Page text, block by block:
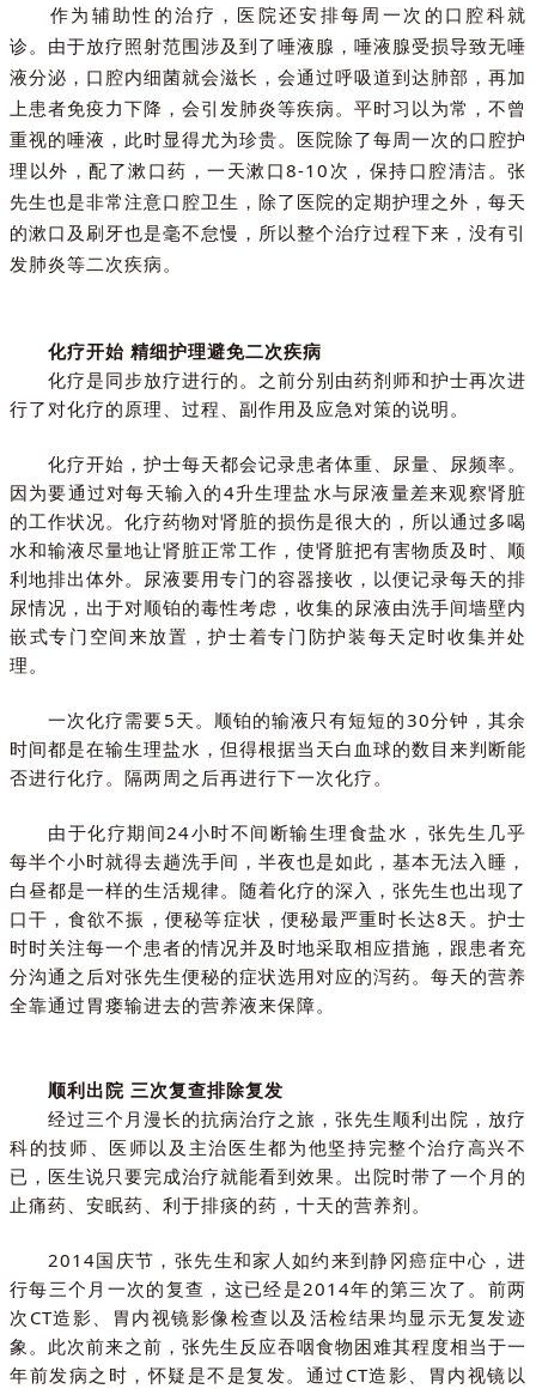
作为辅助性的治疗，医院还安排每周一次的口腔科就
诊。由于放疗照射范围涉及到了唾液腺，唾液腺受损导致无唾
液分泌，口腔内细菌就会滋长，会通过呼吸道到达肺部，再加
上患者免疫力下降，会引发肺炎等疾病。平时习以为常，不曾
重视的唾液，此时显得尤为珍贵。医院除了每周一次的口腔护
理以外，配了漱口药，一天漱口8-10次，保持口腔清洁。张
先生也是非常注意口腔卫生，除了医院的定期护理之外，每天
的漱口及刷牙也是毫不怠慢，所以整个治疗过程下来，没有引
发肺炎等二次疾病。
化疗开始 精细护理避免二次疾病
化疗是同步放疗进行的。 之前分别由药剂师和护士再次进
行了对化疗的原理、过程、副作用及应急对策的说明。
化疗开始， 护士每天都会记录患者体重、尿量、尿频率。
因为要通过对每天输入的4升生理盐水与尿液量差来观察肾脏
的工作状况。化疗药物对肾脏的损伤是很大的，所以通过多喝
水和输液尽量地让肾脏正常工作，使肾脏把有害物质及时、顺
利地排出体外。尿液要用专门的容器接收，以便记录每天的排
尿情况，出于对顺铂的毒性考虑，收集的尿液由洗手间墙壁内
嵌式专门空间来放置，护士着专门防护装每天定时收集并处
理。
一次化疗需要5天。顺铂的输液只有短短的30分钟，其余
时间都是在输生理盐水， 但得根据当天白血球的数目来判断能
否进行化疗 。隔两周之后再进行下一次化疗。
由于化疗期间24小时不间断输生理食盐水，张先生几乎
每半个小时就得去趟洗手间，半夜也是如此，基本无法入睡，
白昼都是一样的生活规律。随着化疗的深入，张先生也出现了
口干，食欲不振，便秘等症状，便秘最严重时长达8天。护士
时时关注每一个患者的情况并及时地采取相应措施，跟患者充
分沟通之后对张先生便秘的症状选用对应的泻药。每天的营养
全靠通过胃瘘输进去的营养液来保障。
顺利出院 三次复查排除复发
经过三个月漫长的抗病治疗之旅，张先生顺利出院，放疗
科的技师、医师以及主治医生都为他坚持完整个治疗高兴不
已，医生说只要完成治疗就能看到效果。出院时带了一个月的
止痛药、安眠药、利于排痰的药，十天的营养剂。
2014国庆节，张先生和家人如约来到静冈癌症中心，进
行每三个月一次的复查， 这已经是2014年的第三次了。前两
次CT造影、胃内视镜影像检查以及活检结果均显示无复发迹
象。此次前来之前，张先生反应吞咽食物困难其程度相当于一
年前发病之时，怀疑是不是复发。通过CT造影、胃内视镜以